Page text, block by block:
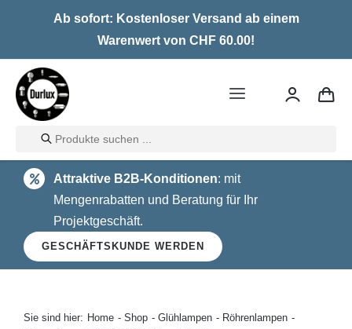
Ab sofort: Kostenloser Versand ab einem
Warenwert von CHF 60.00!
Toggle
Home
LED
Halogen
Glühlampen
Products
search
Attraktive B2B-Konditionen: mit
Mengenrabatten und Beratung für Ihr
Projektgeschäft.
GESCHÄFTSKUNDE WERDEN
Sie sind hier: Home Shop Glühlampen
Röhrenlampen